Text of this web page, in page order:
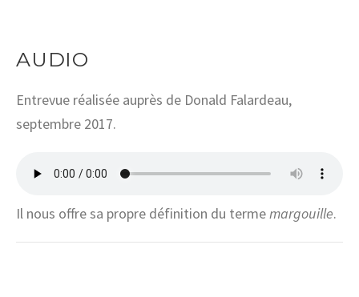
AUDIO
Entrevue réalisée auprès de Donald Falardeau,
septembre 2017.
Il nous offre sa propre définition du termemargouille.